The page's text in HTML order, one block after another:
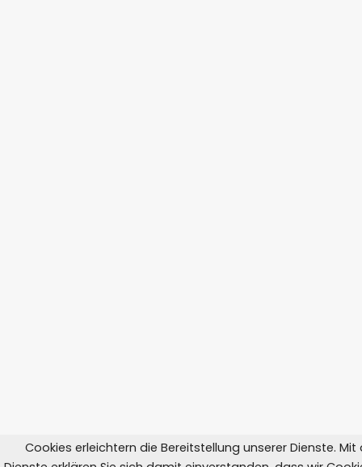
Cookies erleichtern die Bereitstellung unserer Dienste. Mit